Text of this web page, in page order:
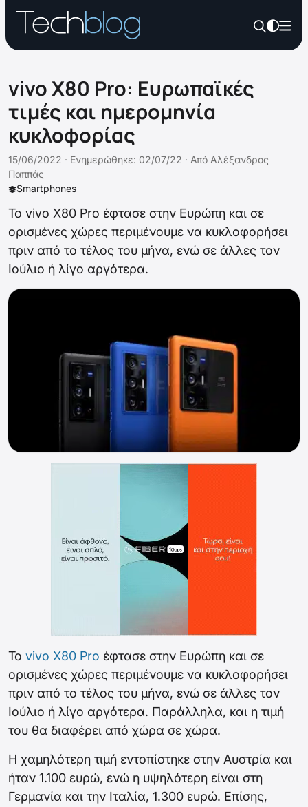
vivo X80 Pro: Ευρωπαϊκές
τιμές και ημερομηνία
κυκλοφορίας
Smartphones
15/06/2022 · Ενημερώθηκε: 02/07/22 · Από Αλέξανδρος
Παππάς
Το vivo X80 Pro έφτασε στην Ευρώπη και σε
ορισμένες χώρες περιμένουμε να κυκλοφορήσει
πριν από το τέλος του μήνα, ενώ σε άλλες τον
Ιούλιο ή λίγο αργότερα.
Το vivo X80 Pro έφτασε στην Ευρώπη και σε
ορισμένες χώρες περιμένουμε να κυκλοφορήσει
πριν από το τέλος του μήνα, ενώ σε άλλες τον
Ιούλιο ή λίγο αργότερα. Παράλληλα, και η τιμή
του θα διαφέρει από χώρα σε χώρα.
Η χαμηλότερη τιμή εντοπίστηκε στην Αυστρία και
ήταν 1.100 ευρώ, ενώ η υψηλότερη είναι στη
Γερμανία και την Ιταλία, 1.300 ευρώ. Επίσης,